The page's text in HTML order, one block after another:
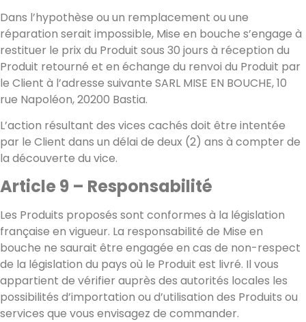
Dans l’hypothèse ou un remplacement ou une
réparation serait impossible, Mise en bouche s’engage à
restituer le prix du Produit sous 30 jours à réception du
Produit retourné et en échange du renvoi du Produit par
le Client à l’adresse suivante SARL MISE EN BOUCHE, 10
rue Napoléon, 20200 Bastia.
L’action résultant des vices cachés doit être intentée
par le Client dans un délai de deux (2) ans à compter de
la découverte du vice.
Article 9 – Responsabilité
Les Produits proposés sont conformes à la législation
française en vigueur. La responsabilité de Mise en
bouche ne saurait être engagée en cas de non-respect
de la législation du pays où le Produit est livré. Il vous
appartient de vérifier auprès des autorités locales les
possibilités d’importation ou d’utilisation des Produits ou
services que vous envisagez de commander.